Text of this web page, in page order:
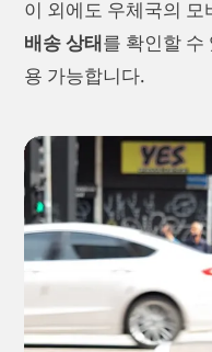
이 외에도 우체국의
배송 상태를 확인할 수
용 가능합니다.